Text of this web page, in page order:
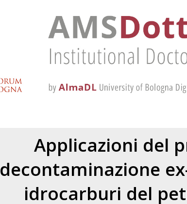
Applicazioni del
decontaminazione
idrocarburi del